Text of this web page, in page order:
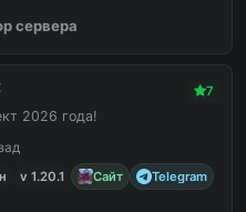
сервера
7
2026 года!
v 1.20.1 Сайт
Telegram